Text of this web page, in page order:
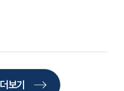
블로그
서식
보기